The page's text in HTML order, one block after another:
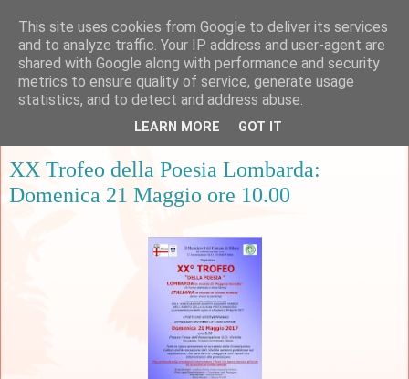
mercoledì 17 maggio 2017
XX Trofeo della Poesia Lombarda:
Domenica 21 Maggio ore 10.00
This site uses cookies from Google to deliver its services
and to analyze traffic. Your IP address and user-agent are
shared with Google along with performance and security
metrics to ensure quality of service, generate usage
statistics, and to detect and address abuse.
LEARN MORE GOT IT